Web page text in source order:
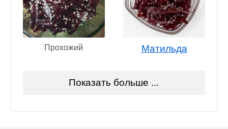
Прохожий Матильда
Показать больше ...